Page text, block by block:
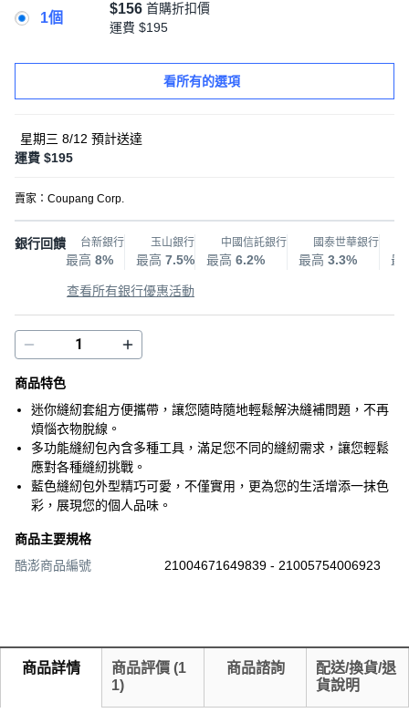
1個
$156 首購折扣價
運費 $195
看所有的選項
星期三 8/12 預計送達
運費 $195
賣家： Coupang Corp.
銀行回饋 台新銀行
最高 8%
玉山銀行
最高 7.5%
中國信託銀行
最高 6.2%
國泰世華銀行
最高 3.3% 最
查看所有銀行優惠活動
商品特色
迷你縫紉套組方便攜帶，讓您隨時隨地輕鬆解決縫補問題，不再
煩惱衣物脫線。
多功能縫紉包內含多種工具，滿足您不同的縫紉需求，讓您輕鬆
應對各種縫紉挑戰。
藍色縫紉包外型精巧可愛，不僅實用，更為您的生活增添一抹色
彩，展現您的個人品味。
商品主要規格
酷澎商品編號
21004671649839 - 21005754006923
商品詳情 商品評價 (1
1)
商品諮詢
配送/換貨/退
貨說明